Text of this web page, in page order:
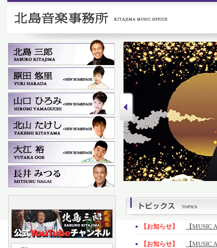
【お知らせ】 【MUSIC
【お知らせ】 【MUSIC